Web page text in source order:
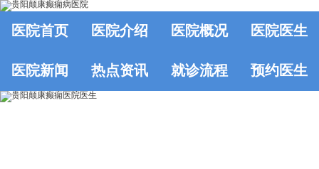
医院首页 医院介绍 医院概况 医院医生
医院新闻 热点资讯 就诊流程 预约医生